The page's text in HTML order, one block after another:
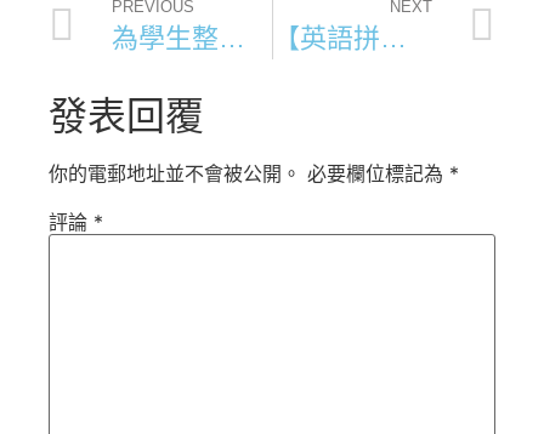
PREVIOUS
為學生整理壓力
NEXT
【英語拼音班】
發表回覆
你的電郵地址並不會被公開。 必要欄位標記為 *
評論 *